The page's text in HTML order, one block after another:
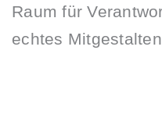
Raum für
echtes